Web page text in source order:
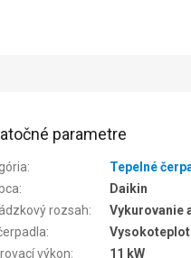
parametre
:
Tepelné
:
Daikin
rozsah:
Vykurovanie
:
výkon: 11 kW